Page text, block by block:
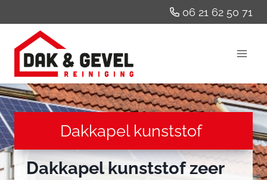
naar
inhoud
06 21 62 50 71
Dakkapel kunststof
Dakkapel kunststof zeer